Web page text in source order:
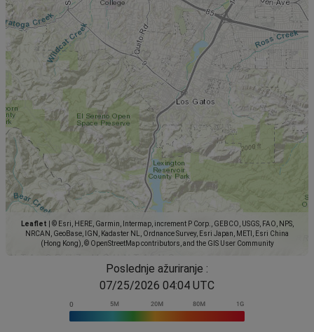
Leaflet
© Esri, HERE, Garmin, Intermap, increment P Corp., GEBCO, USGS, FAO, NPS,
NRCAN, GeoBase, IGN, Kadaster NL, Ordnance Survey, Esri Japan, METI, Esri China
(Hong Kong), © OpenStreetMap contributors, and the GIS User Community
Poslednje ažuriranje :
07/25/2026 04:04 UTC